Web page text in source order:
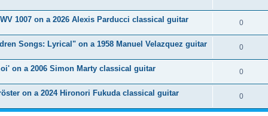
e
s
s
e
s
o
s
e
s
p
o
s
e
s
1007 on a 2026 Alexis Parducci classical guitar 0R
é
o
n
s
Songs: Lyrical" on a 1958 Manuel Velazquez guitar 0R
é
o
n
on a 2006 Simon Marty classical guitar 0R
é
on a 2024 Hironori Fukuda classical guitar 0R
é